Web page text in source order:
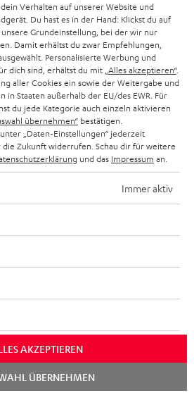
an und erhalte bis zu
JETZT
Verhalten auf unserer Website und
Du hast es in der Hand: Klickst du auf
unsere Grundeinstellung, bei der wir nur
Damit erhältst du zwar Empfehlungen,
Personalisierte Werbung und
dich sind, erhältst du mit „Alles akzeptieren“.
aller Cookies ein sowie der Weitergabe und
Staaten außerhalb der EU/des EWR. Für
du jede Kategorie auch einzeln aktivieren
übernehmen“ bestätigen.
„Daten-Einstellungen“ jederzeit
Zukunft widerrufen. Schau dir für weitere
und das Impressum an.
Immer aktiv
AKZEPTIEREN
ÜBERNEHMEN